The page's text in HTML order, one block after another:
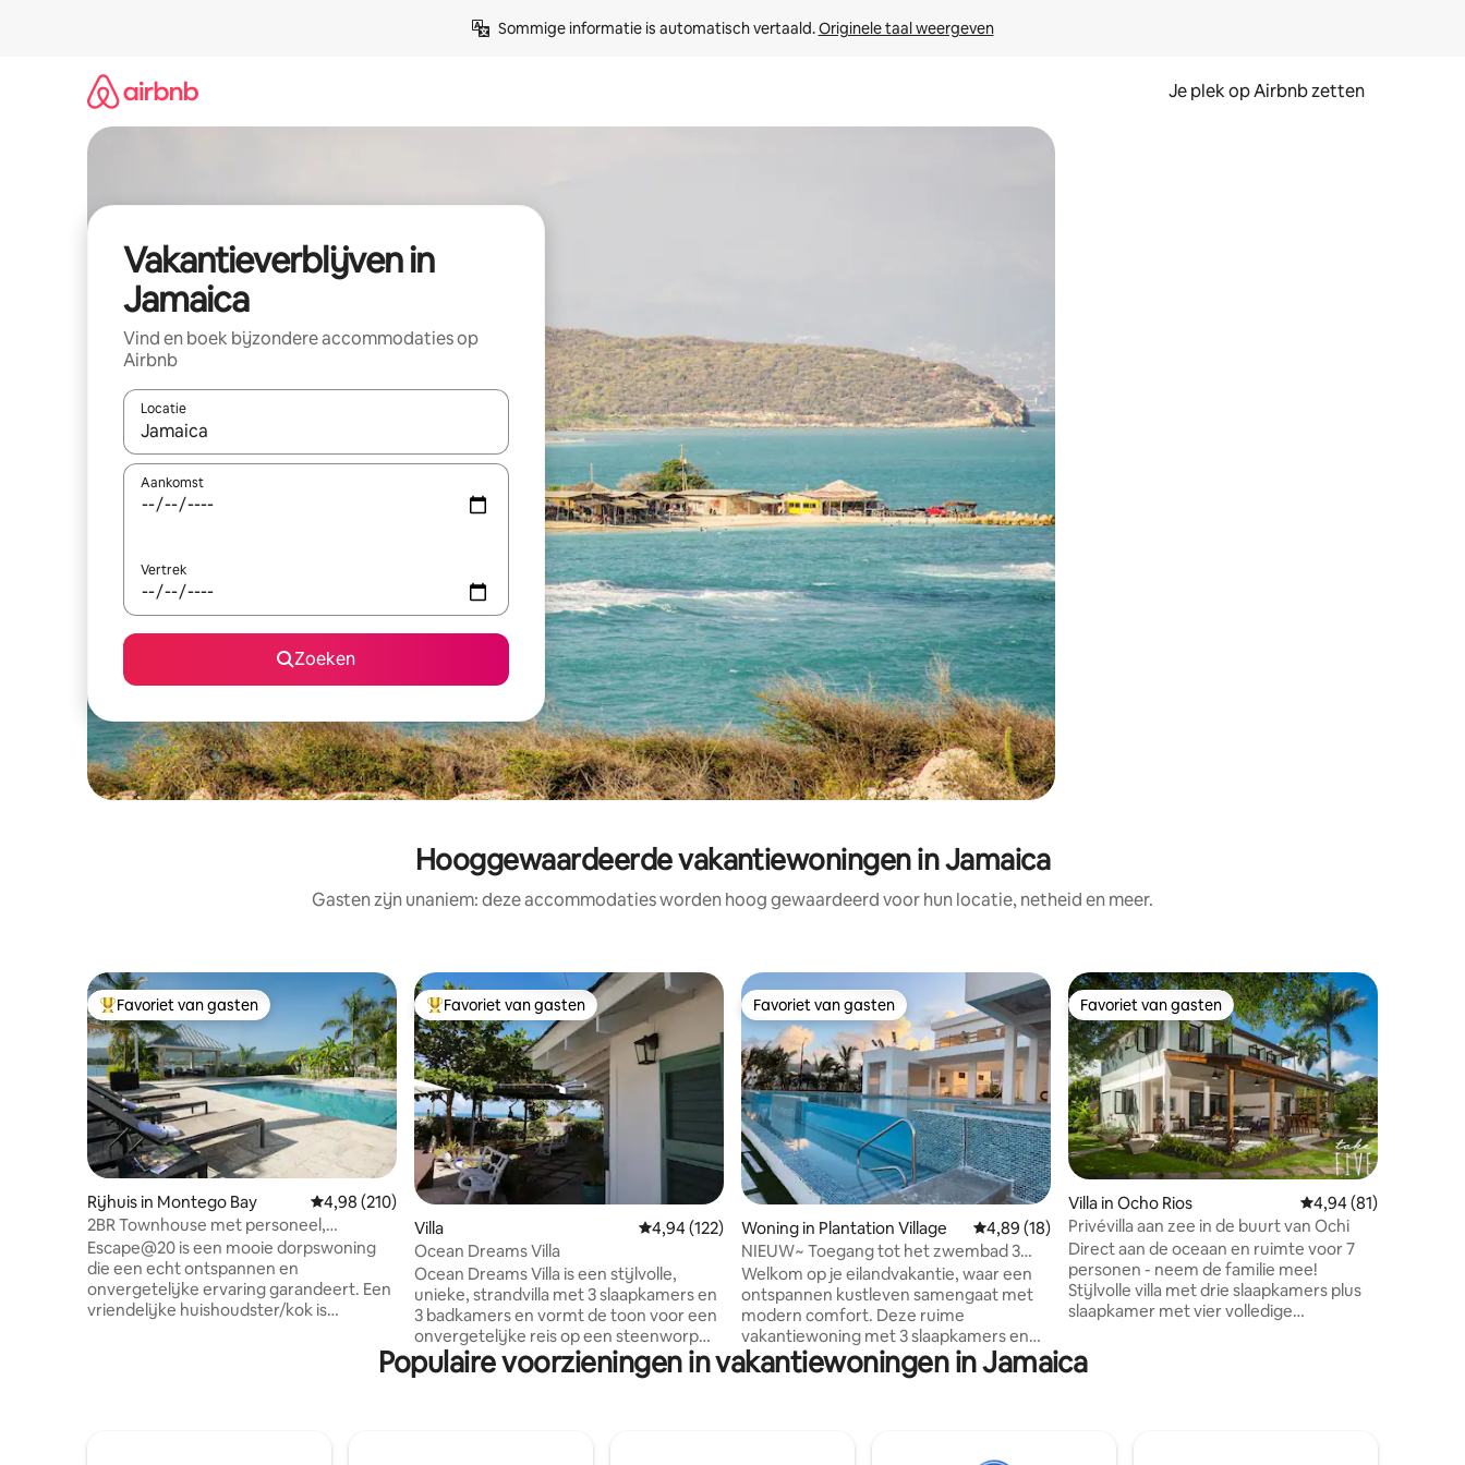
Sommige informatie is automatisch vertaald. Originele taal weergeven
Je plek op Airbnb zetten
Vakantieverblijven in
Jamaica
Vind en boek bijzondere accommodaties op
Airbnb
Locatie
Wanneer er resultaten beschikbaar zijn, maak je een keuze met je de pijltjestoetsen omhoog en omlaag, óf door te tikken of swipen.
Aankomst
Vertrek
Zoeken
Hooggewaardeerde vakantiewoningen in Jamaica
Gasten zijn unaniem: deze accommodaties worden hoog gewaardeerd voor hun locatie, netheid en meer.
Topfavoriet van gasten
Favoriet van gasten
Rijhuis in Montego Bay Gemiddelde beoordeling van 4,98 op 5, 210 recensies
4,98 (210)
2BR Townhouse met personeel,
fitnessruimte, zwembad en toegang tot
het strand
Escape@20 is een mooie dorpswoning
die een echt ontspannen en
onvergetelijke ervaring garandeert. Een
vriendelijke huishoudster/kok is
kopen. De stadswoning heeft een open
Topfavoriet van gasten
Favoriet van gasten
Villa Gemiddelde beoordeling van 4,94 op 5, 122 recensies
4,94 (122)
Ocean Dreams Villa
Ocean Dreams Villa is een stijlvolle,
unieke, strandvilla met 3 slaapkamers en
3 badkamers en vormt de toon voor een
onvergetelijke reis op een steenworp
afstand van het prachtige Duncans Bay
Beach (ook bekend als Silver Sands Public
Favoriet van gasten
Favoriet van gasten
Woning in Plantation Village Gemiddelde beoordeling van 4,89 op 5, 18 recensies
4,89 (18)
NIEUW~ Toegang tot het zwembad 3
slaapkamers •Omheind • Op loopafstand
van het strand
Welkom op je eilandvakantie, waar een
ontspannen kustleven samengaat met
modern comfort. Deze ruime
vakantiewoning met 3 slaapkamers en
3,5 badkamers is perfect voor jou
ontworpen en het privéstrand op het
Favoriet van gasten
Favoriet van gasten
Villa in Ocho Rios Gemiddelde
4,94 (81)
Privévilla aan zee in de buurt van Ochi
Direct aan de oceaan en ruimte voor 7
personen - neem de familie mee!
Stijlvolle villa met drie slaapkamers plus
slaapkamer met vier volledige
moderne gevoeligheden. Volledige
keuken, supercomfortabele woonkamer
Populaire voorzieningen in vakantiewoningen in Jamaica